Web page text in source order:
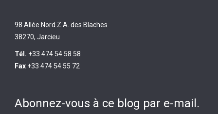
98 Allée Nord Z.A. des Blaches
38270, Jarcieu
Tél. +33 474 54 58 58
Fax +33 474 54 55 72
Abonnez-vous à ce blog par e-mail.